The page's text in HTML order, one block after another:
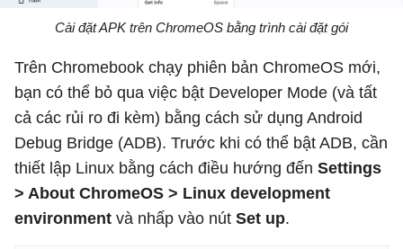
Cài đặt APK trên ChromeOS bằng trình cài đặt gói
Trên Chromebook chạy phiên bản ChromeOS mới,
bạn có thể bỏ qua việc bật Developer Mode (và tất
cả các rủi ro đi kèm) bằng cách sử dụng Android
Debug Bridge (ADB). Trước khi có thể bật ADB, cần
thiết lập Linux bằng cách điều hướng đến Settings
> About ChromeOS > Linux development
environment và nhấp vào nút Set up.